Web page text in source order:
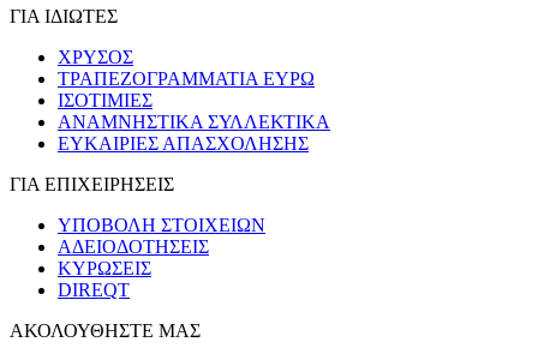
ΓΙΑ ΙΔΙΩΤΕΣ
ΧΡΥΣΟΣ
ΤΡΑΠΕΖΟΓΡΑΜΜΑΤΙΑ ΕΥΡΩ
ΙΣΟΤΙΜΙΕΣ
ΑΝΑΜΝΗΣΤΙΚΑ ΣΥΛΛΕΚΤΙΚΑ
ΕΥΚΑΙΡΙΕΣ ΑΠΑΣΧΟΛΗΣΗΣ
ΓΙΑ ΕΠΙΧΕΙΡΗΣΕΙΣ
ΥΠΟΒΟΛΗ ΣΤΟΙΧΕΙΩΝ
ΑΔΕΙΟΔΟΤΗΣΕΙΣ
ΚΥΡΩΣΕΙΣ
DIREQT
ΑΚΟΛΟΥΘΗΣΤΕ ΜΑΣ